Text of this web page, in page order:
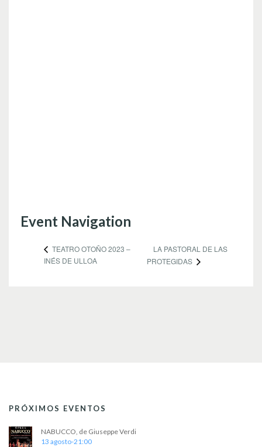
Event Navigation
TEATRO OTOÑO 2023 –
INÉS DE ULLOA
LA PASTORAL DE LAS
PROTEGIDAS
PRÓXIMOS EVENTOS
NABUCCO, de Giuseppe Verdi
13 agosto-21:00